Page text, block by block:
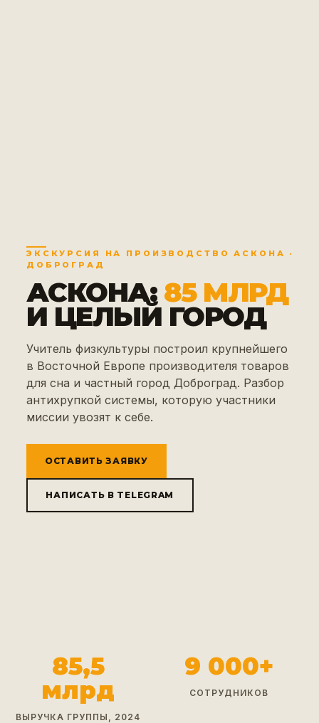
ЭКСКУРСИЯ НА ПРОИЗВОДСТВО АСКОНА ·
ДОБРОГРАД
АСКОНА:85 МЛРД
И ЦЕЛЫЙ ГОРОД
Учитель физкультуры построил крупнейшего
в Восточной Европе производителя товаров
для сна и частный город Доброград. Разбор
антихрупкой системы, которую участники
миссии увозят к себе.
ОСТАВИТЬ ЗАЯВКУ
НАПИСАТЬ В TELEGRAM
85,5
млрд
ВЫРУЧКА ГРУППЫ, 2024
9 000+
СОТРУДНИКОВ